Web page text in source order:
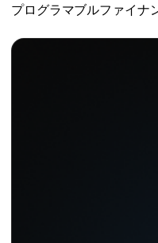
プログラマブルファイナ